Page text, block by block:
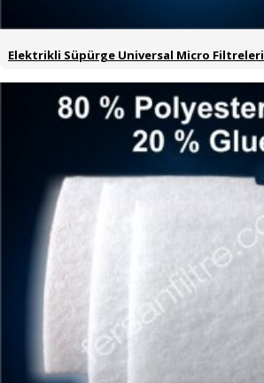
Elektrikli Süpürge Universal Micro Filtreleri